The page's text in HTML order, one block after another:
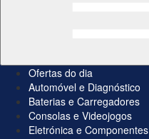
Ofertas do dia
Automóvel e Diagnóstico
Baterias e Carregadores
Consolas e Videojogos
Eletrónica e Componentes